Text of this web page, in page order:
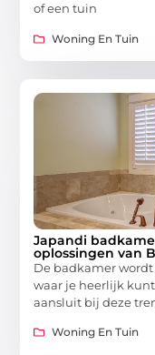
of een tuin
Woning En Tuin
Japandi
oplossingen van
De badkamer
waar je heerlijk
aansluit bij deze
Woning En Tuin